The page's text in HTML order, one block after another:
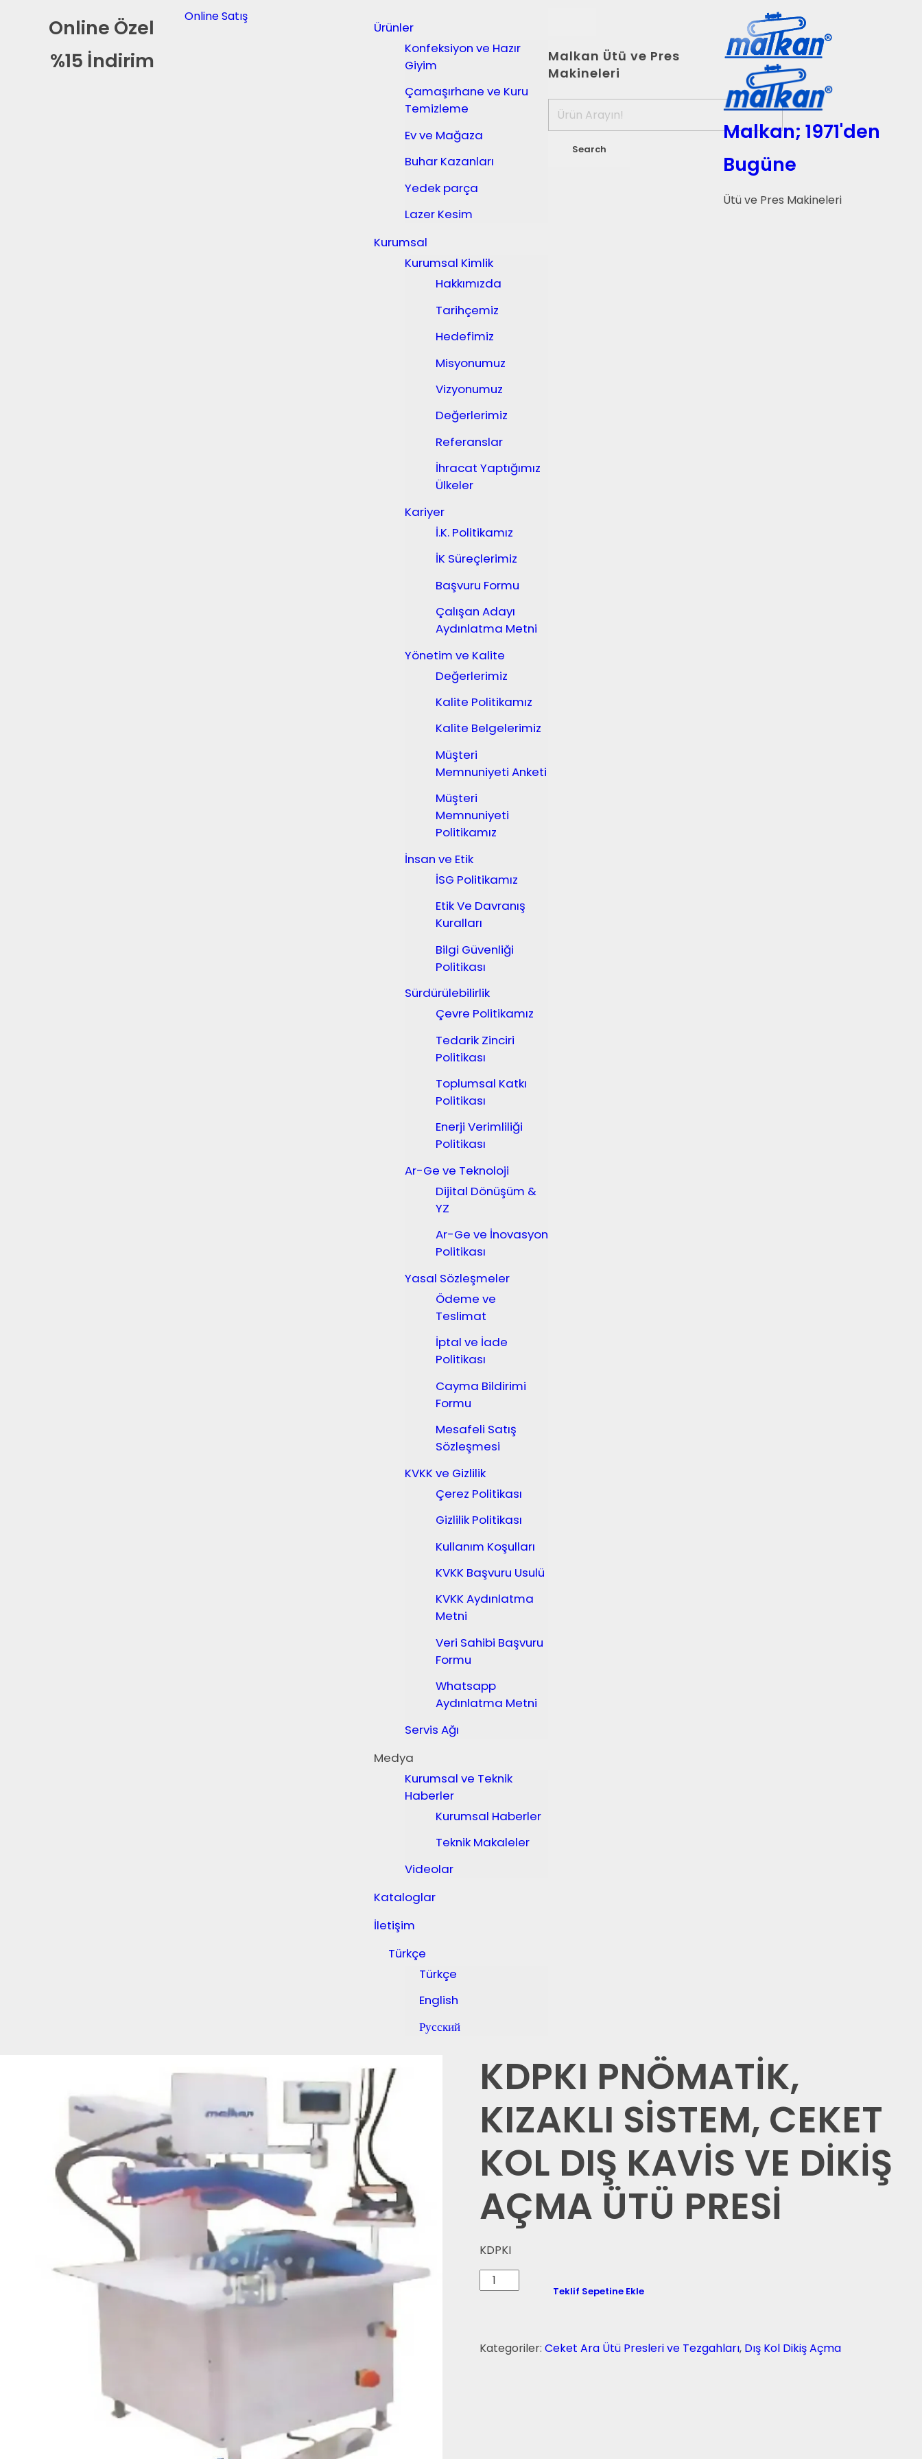
Online Özel
%15 İndirim
Online Satış
Ürünler
Konfeksiyon ve Hazır
Giyim
Çamaşırhane ve Kuru
Temizleme
Ev ve Mağaza
Buhar Kazanları
Yedek parça
Lazer Kesim
Kurumsal
Kurumsal Kimlik
Hakkımızda
Tarihçemiz
Hedefimiz
Misyonumuz
Vizyonumuz
Değerlerimiz
Referanslar
İhracat Yaptığımız
Ülkeler
Kariyer
İ.K. Politikamız
İK Süreçlerimiz
Başvuru Formu
Çalışan Adayı
Aydınlatma Metni
Yönetim ve Kalite
Değerlerimiz
Kalite Politikamız
Kalite Belgelerimiz
Müşteri
Memnuniyeti Anketi
Müşteri
Memnuniyeti
Politikamız
İnsan ve Etik
İSG Politikamız
Etik Ve Davranış
Kuralları
Bilgi Güvenliği
Politikası
Sürdürülebilirlik
Çevre Politikamız
Tedarik Zinciri
Politikası
Toplumsal Katkı
Politikası
Enerji Verimliliği
Politikası
Ar-Ge ve Teknoloji
Dijital Dönüşüm &
YZ
Ar-Ge ve İnovasyon
Politikası
Yasal Sözleşmeler
Ödeme ve
Teslimat
İptal ve İade
Politikası
Cayma Bildirimi
Formu
Mesafeli Satış
Sözleşmesi
KVKK ve Gizlilik
Çerez Politikası
Gizlilik Politikası
Kullanım Koşulları
KVKK Başvuru Usulü
KVKK Aydınlatma
Metni
Veri Sahibi Başvuru
Formu
Whatsapp
Aydınlatma Metni
Servis Ağı
Medya
Kurumsal ve Teknik
Haberler
Kurumsal Haberler
Teknik Makaleler
Videolar
Kataloglar
İletişim
Türkçe
Türkçe
English
Русский
Malkan Ütü ve Pres
Makineleri
Malkan; 1971'den
Bugüne
Ütü ve Pres Makineleri
KDPKI PNÖMATİK,
KIZAKLI SİSTEM, CEKET
KOL DIŞ KAVİS VE DİKİŞ
AÇMA ÜTÜ PRESİ
KDPKI
Teklif Sepetine Ekle
Kategoriler: Ceket Ara Ütü Presleri ve Tezgahları, Dış Kol Dikiş Açma